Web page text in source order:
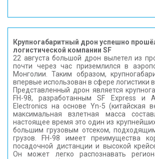
Крупногабаритный дрон успешно
логистической компании SF
22 августа большой дрон вылетел из
почти через час приземлился в
Монголии. Таким образом,
впервые использован в сфере логистики в
Представленный дрон является
FH-98, разработанным SF Express и
Electronics на основе Yn-5 (китайская
максимальная взлетная масса
настоящее время это один из
большим грузовым отсеком,
грузов. FH-98 имеет преимущества
посадочной дистанции и высокой
Он может легко распознавать